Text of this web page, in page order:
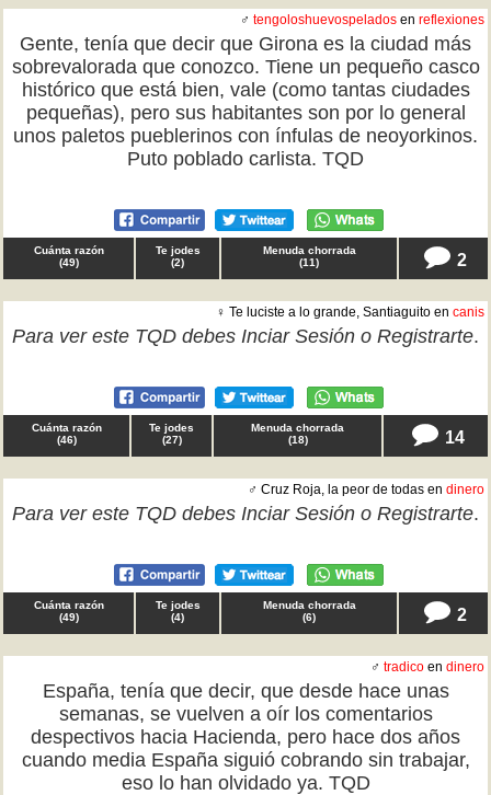
♂ tengoloshuevospelados en reflexiones
Gente, tenía que decir que Girona es la ciudad más
sobrevalorada que conozco. Tiene un pequeño casco
histórico que está bien, vale (como tantas ciudades
pequeñas), pero sus habitantes son por lo general
unos paletos pueblerinos con ínfulas de neoyorkinos.
Puto poblado carlista. TQD
Cuánta razón
(49)
Te jodes
(2)
Menuda chorrada
(11) 2
♀ Te luciste a lo grande, Santiaguito en canis
Para ver este TQD debes Inciar Sesión o Registrarte.
Cuánta razón
(46)
Te jodes
(27)
Menuda chorrada
(18) 14
♂ Cruz Roja, la peor de todas en dinero
Para ver este TQD debes Inciar Sesión o Registrarte.
Cuánta razón
(49)
Te jodes
(4)
Menuda chorrada
(6) 2
♂ tradico en dinero
España, tenía que decir, que desde hace unas
semanas, se vuelven a oír los comentarios
despectivos hacia Hacienda, pero hace dos años
cuando media España siguió cobrando sin trabajar,
eso lo han olvidado ya. TQD